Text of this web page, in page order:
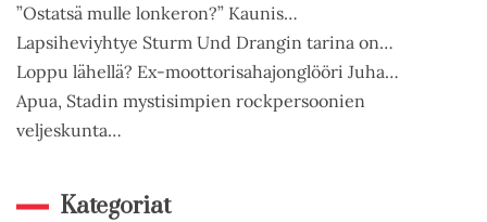
”Ostatsä mulle lonkeron?” Kaunis…
Lapsiheviyhtye Sturm Und Drangin tarina on…
Loppu lähellä? Ex-moottorisahajonglööri Juha…
Apua, Stadin mystisimpien rockpersoonien
veljeskunta…
Kategoriat